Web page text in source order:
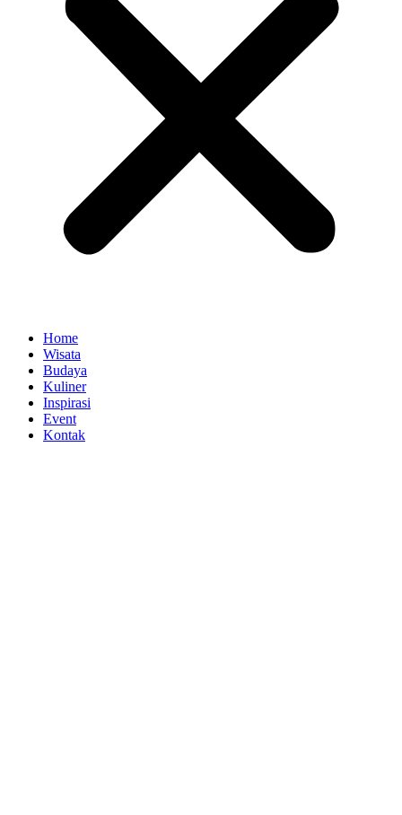
Home
Wisata
Budaya
Kuliner
Inspirasi
Event
Kontak